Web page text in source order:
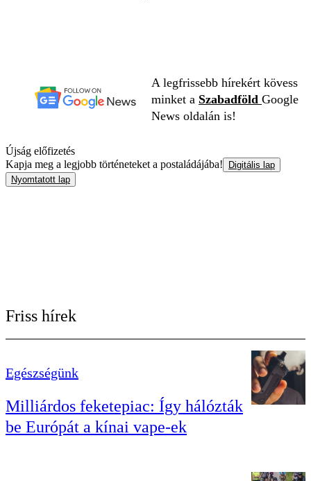
A legfrissebb hírekért kövess
minket a Szabadföld Google
News oldalán is!
Újság előfizetés
Kapja meg a legjobb történeteket a postaládájába!
Digitális lap
Nyomtatott lap
Friss hírek
Egészségünk
Milliárdos feketepiac: Így hálózták
be Európát a kínai vape-ek